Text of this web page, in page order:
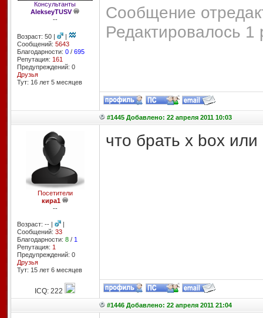
Консультанты
AlekseyTUSV
--
Возраст: 50 |
|
Сообщений: 5643
Благодарности: 0/ 695
Репутация: 161
Предупреждений: 0
Друзья
Тут: 16 лет 5 месяцев
Сообщение
Редактировалось 1
#1445 Добавлено: 22 апреля 2011 10:03
Посетители
кира1
--
Возраст: -- |
|
Сообщений: 33
Благодарности: 8/ 1
Репутация: 1
Предупреждений: 0
Друзья
Тут: 15 лет 6 месяцев
что брать x box или
ICQ: 222
#1446 Добавлено: 22 апреля 2011 21:04